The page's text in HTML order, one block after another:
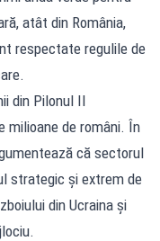
atât din România,
respectate regulile de
din Pilonul II
milioane de români. În
că sectorul
strategic și extrem de
din Ucraina și